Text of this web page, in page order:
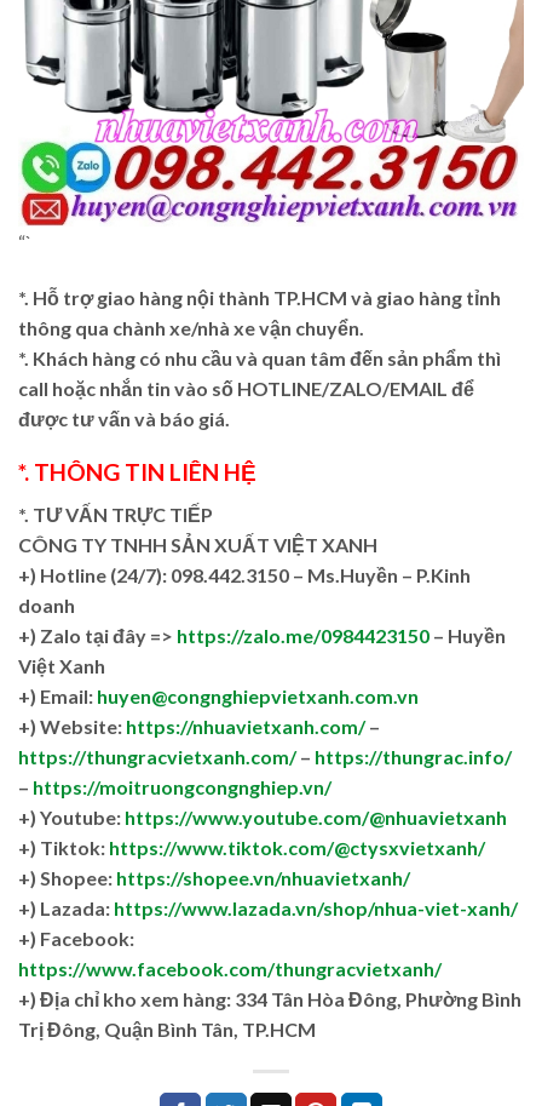
“`
*. Hỗ trợ giao hàng nội thành TP.HCM và giao hàng tỉnh
thông qua chành xe/nhà xe vận chuyển.
*. Khách hàng có nhu cầu và quan tâm đến sản phẩm thì
call hoặc nhắn tin vào số HOTLINE/ZALO/EMAIL để
được tư vấn và báo giá.
*. THÔNG TIN LIÊN HỆ
*. TƯ VẤN TRỰC TIẾP
CÔNG TY TNHH SẢN XUẤT VIỆT XANH
+) Hotline (24/7): 098.442.3150 – Ms.Huyền – P.Kinh
doanh
+) Zalo tại đây => https://zalo.me/0984423150 – Huyền
Việt Xanh
+) Email: huyen@congnghiepvietxanh.com.vn
+) Website: https://nhuavietxanh.com/–
https://thungracvietxanh.com/– https://thungrac.info/
– https://moitruongcongnghiep.vn/
+) Youtube: https://www.youtube.com/@nhuavietxanh
+) Tiktok: https://www.tiktok.com/@ctysxvietxanh/
+) Shopee: https://shopee.vn/nhuavietxanh/
+) Lazada: https://www.lazada.vn/shop/nhua-viet-xanh/
+) Facebook:
https://www.facebook.com/thungracvietxanh/
+) Địa chỉ kho xem hàng: 334 Tân Hòa Đông, Phường Bình
Trị Đông, Quận Bình Tân, TP.HCM